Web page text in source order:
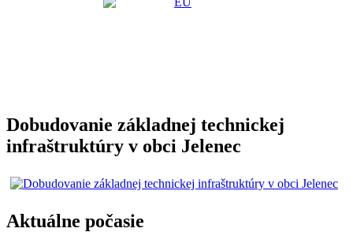
Dobudovanie základnej technickej
infraštruktúry v obci Jelenec
Aktuálne počasie